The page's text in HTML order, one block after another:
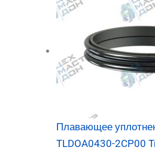
Плавающее
TLDOA0430-2CP00